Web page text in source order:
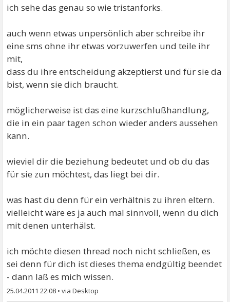
ich sehe das genau so wie tristanforks.
auch wenn etwas unpersönlich aber schreibe ihr
eine sms ohne ihr etwas vorzuwerfen und teile ihr
mit,
dass du ihre entscheidung akzeptierst und für sie da
bist, wenn sie dich braucht.
möglicherweise ist das eine kurzschlußhandlung,
die in ein paar tagen schon wieder anders aussehen
kann.
wieviel dir die beziehung bedeutet und ob du das
für sie zun möchtest, das liegt bei dir.
was hast du denn für ein verhältnis zu ihren eltern.
vielleicht wäre es ja auch mal sinnvoll, wenn du dich
mit denen unterhälst.
ich möchte diesen thread noch nicht schließen, es
sei denn für dich ist dieses thema endgültig beendet
- dann laß es mich wissen.
25.04.2011 22:08 •